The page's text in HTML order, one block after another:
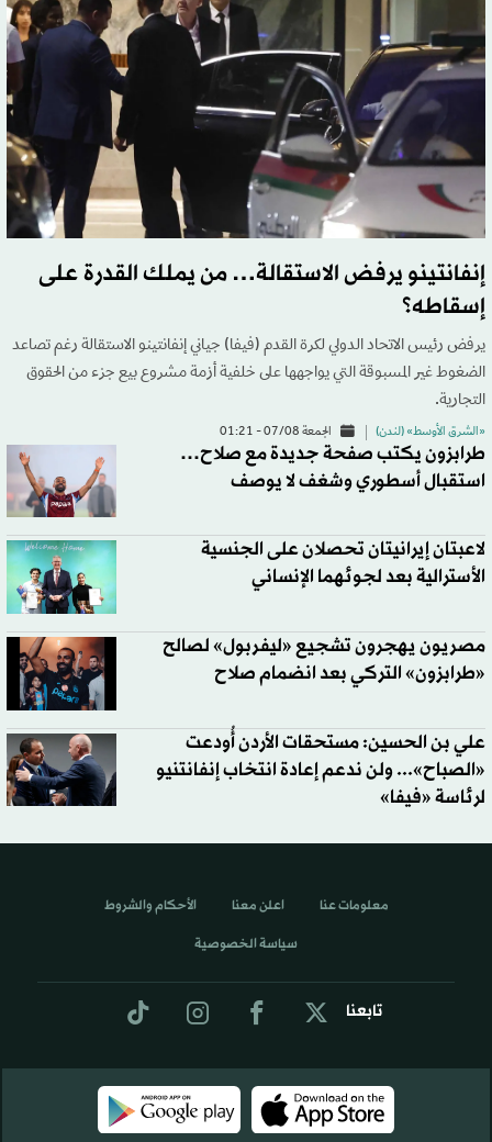
إنفانتينو يرفض الاستقالة… من يملك القدرة على
إسقاطه؟
يرفض رئيس الاتحاد الدولي لكرة القدم (فيفا) جياني إنفانتينو الاستقالة رغم تصاعد
الضغوط غير المسبوقة التي يواجهها على خلفية أزمة مشروع بيع جزء من الحقوق
التجارية.
«الشرق الأوسط» (لندن) الجمعة 07/08 - 01:21
طرابزون يكتب صفحة جديدة مع صلاح…
استقبال أسطوري وشغف لا يوصف
لاعبتان إيرانيتان تحصلان على الجنسية
الأسترالية بعد لجوئهما الإنساني
مصريون يهجرون تشجيع «ليفربول» لصالح
«طرابزون» التركي بعد انضمام صلاح
علي بن الحسين: مستحقات الأردن أُودعت
«الصباح»... ولن ندعم إعادة انتخاب إنفانتنيو
لرئاسة «فيفا»
تابعنا
معلومات عنا اعلن معنا الأحكام والشروط
سياسة الخصوصية